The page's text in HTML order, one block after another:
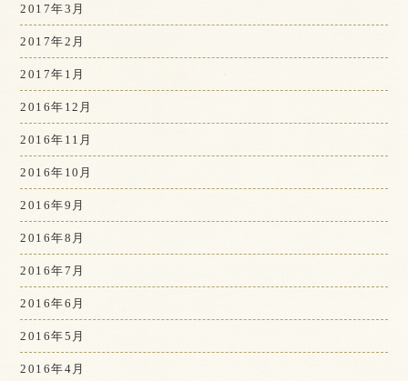
2017年3月
2017年2月
2017年1月
2016年12月
2016年11月
2016年10月
2016年9月
2016年8月
2016年7月
2016年6月
2016年5月
2016年4月